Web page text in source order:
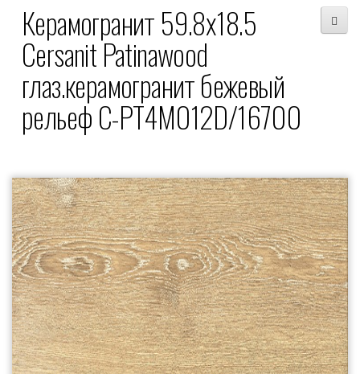
Керамогранит 59.8x18.5
Cersanit Patinawood
глаз.керамогранит бежевый
рельеф C-PT4M012D/16700